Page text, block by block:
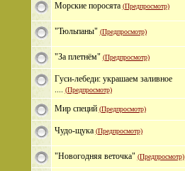
Морские поросята (Предпросмотр)
"Тюльпаны" (Предпросмотр)
"За плетнём" (Предпросмотр)
Гуси-лебеди: украшаем заливное
.... (Предпросмотр)
Мир специй (Предпросмотр)
Чудо-щука (Предпросмотр)
"Новогодняя веточка" (Предпросмотр)